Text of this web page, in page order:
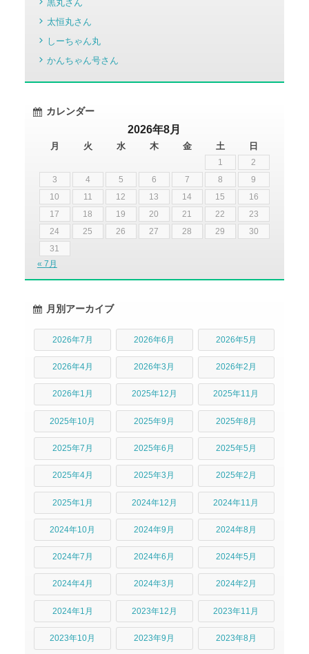
黒丸さん
太恒丸さん
しーちゃん丸
かんちゃん号さん
カレンダー
2026年8月
月 火 水 木 金 土 日
1
2
3
4 5 6 7 8
9
10
11 12 13 14 15
16
17
18 19 20 21 22
23
24
25 26 27 28 29
30
31
« 7月
月別アーカイブ
2026年7月 2026年6月 2026年5月
2026年4月 2026年3月 2026年2月
2026年1月 2025年12月 2025年11月
2025年10月 2025年9月 2025年8月
2025年7月 2025年6月 2025年5月
2025年4月 2025年3月 2025年2月
2025年1月 2024年12月 2024年11月
2024年10月 2024年9月 2024年8月
2024年7月 2024年6月 2024年5月
2024年4月 2024年3月 2024年2月
2024年1月 2023年12月 2023年11月
2023年10月 2023年9月 2023年8月